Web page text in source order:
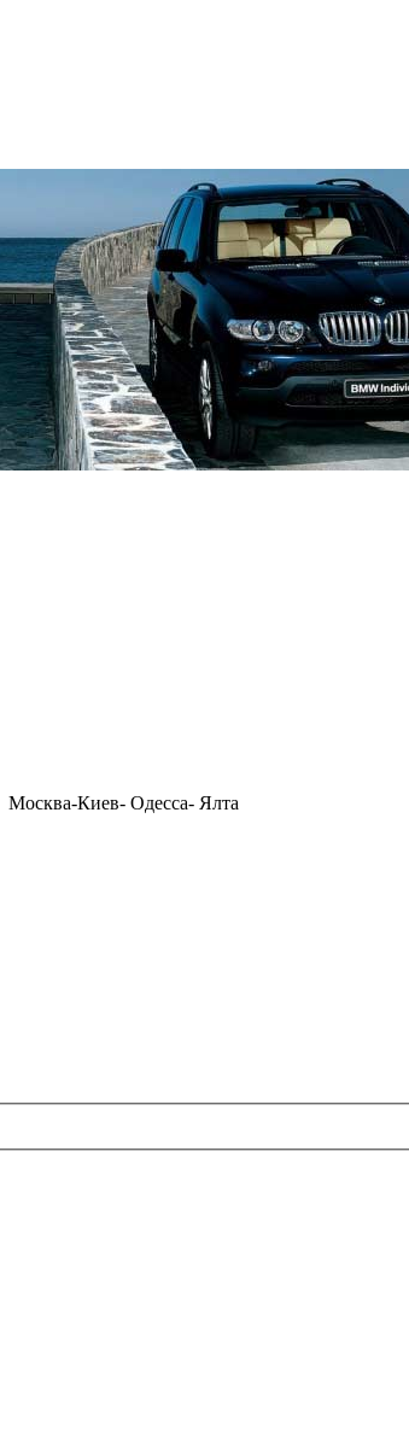
Москва-Киев- Одесса- Ялта